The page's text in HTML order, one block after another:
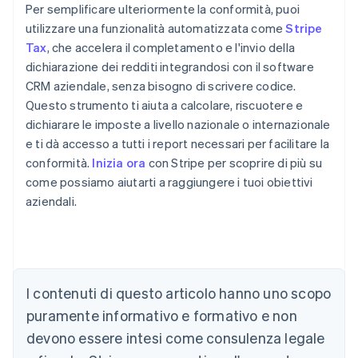
Per semplificare ulteriormente la conformità, puoi
utilizzare una funzionalità automatizzata comeStripe
Tax, che accelera il completamento e l'invio della
dichiarazione dei redditi integrandosi con il software
CRM aziendale, senza bisogno di scrivere codice.
Questo strumento ti aiuta a calcolare, riscuotere e
dichiarare le imposte a livello nazionale o internazionale
e ti dà accesso a tutti i report necessari per facilitare la
conformità. Inizia ora con Stripe per scoprire di più su
come possiamo aiutarti a raggiungere i tuoi obiettivi
aziendali.
I contenuti di questo articolo hanno uno scopo
puramente informativo e formativo e non
devono essere intesi come consulenza legale
Australia
English